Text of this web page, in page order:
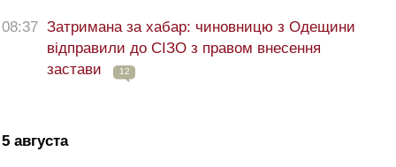
08:37 Затримана за хабар: чиновницю з Одещини
відправили до СІЗО з правом внесення
застави
12
5 августа